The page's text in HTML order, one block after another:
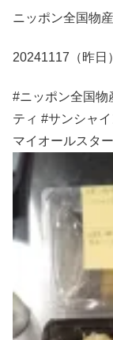
ニッポン全国物
20241117（昨日
#ニッポン全国物
ティ #サンシャ
マイオールスタ